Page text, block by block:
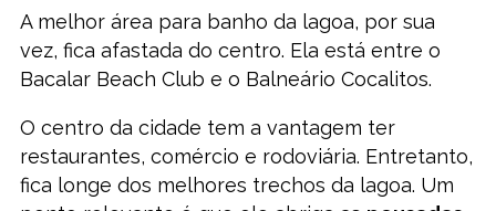
A melhor área para banho da lagoa, por sua
vez, fica afastada do centro. Ela está entre o
Bacalar Beach Club e o Balneário Cocalitos.
O centro da cidade tem a vantagem ter
restaurantes, comércio e rodoviária. Entretanto,
fica longe dos melhores trechos da lagoa. Um